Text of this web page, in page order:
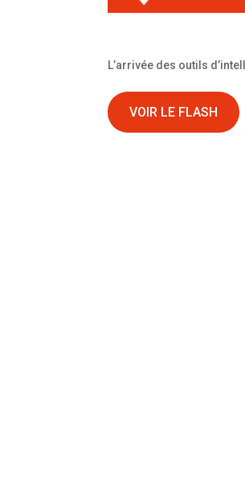
L’arrivée des outils
VOIR LE FLASH